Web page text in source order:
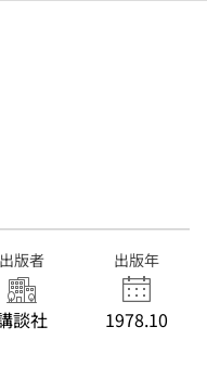
出版者
談社
出版年
1978.10